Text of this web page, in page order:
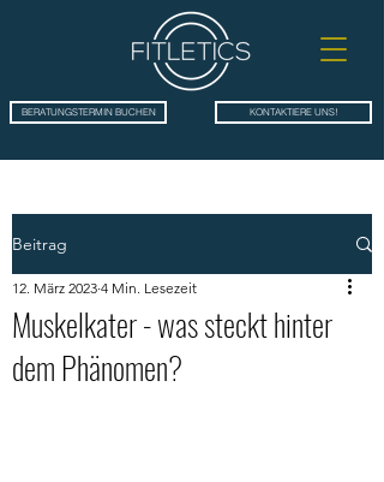
BERATUNGSTERMIN BUCHEN KONTAKTIERE UNS!
Beitrag
Muskelkater - was steckt hinter
dem Phänomen?
12. März 2023 4 Min. Lesezeit